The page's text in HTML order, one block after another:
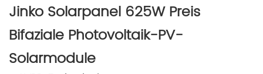
Jinko Solarpanel 625W Preis
Bifaziale Photovoltaik-PV-
Solarmodule